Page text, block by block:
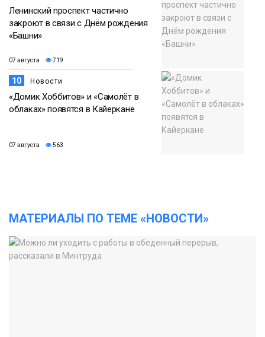
Ленинский проспект частично
закроют в связи с Днём рождения
«Башни»
07 августа 719
10 Новости
«Домик Хоббитов» и «Самолёт в
облаках» появятся в Кайеркане
07 августа 563
МАТЕРИАЛЫ ПО ТЕМЕ «НОВОСТИ»